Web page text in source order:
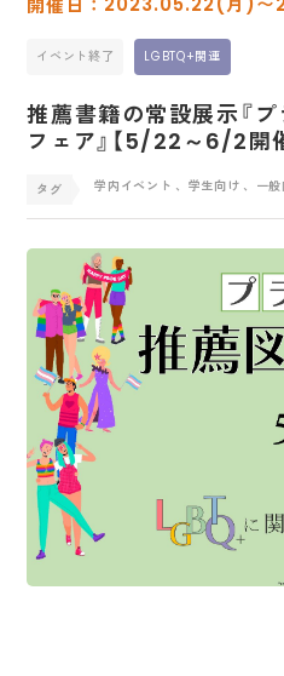
イベント終了 LGBTQ+関連
推薦書籍の常設展示『
フェア』【5/22～6/2開催
学内イベント 、学生向け 、一